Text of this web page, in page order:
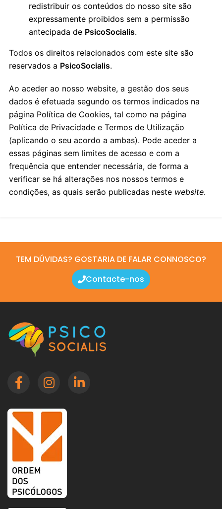
redistribuir os conteúdos do nosso site são
expressamente proibidos sem a permissão
antecipada de PsicoSocialis.
Todos os direitos relacionados com este site são
reservados a PsicoSocialis.
Ao aceder ao nosso website, a gestão dos seus
dados é efetuada segundo os termos indicados na
página Política de Cookies, tal como na página
Política de Privacidade e Termos de Utilização
(aplicando o seu acordo a ambas). Pode aceder a
essas páginas sem limites de acesso e com a
frequência que entender necessária, de forma a
verificar se há alterações nos nossos termos e
condições, as quais serão publicadas neste website.
TEM DÚVIDAS? GOSTARIA DE FALAR CONNOSCO?
Contacte-nos